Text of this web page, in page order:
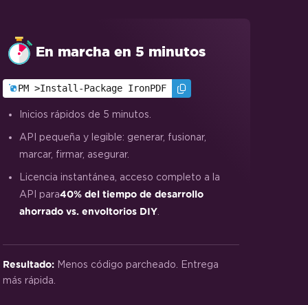
En marcha en 5 minutos
PM >Install-Package IronPDF
Inicios rápidos de 5 minutos.
API pequeña y legible: generar, fusionar,
marcar, firmar, asegurar.
Licencia instantánea, acceso completo a la
API para40% del tiempo de desarrollo
ahorrado vs. envoltorios DIY
Resultado: Menos código parcheado. Entrega
más rápida.